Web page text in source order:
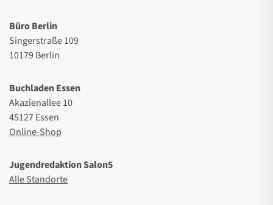
Büro Berlin
Singerstraße 109
10179 Berlin
Buchladen Essen
Akazienallee 10
45127 Essen
Online-Shop
Jugendredaktion Salon5
Alle Standorte